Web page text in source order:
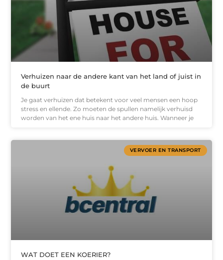
Verhuizen naar de andere kant van het land of juist in
de buurt
Je gaat verhuizen dat betekent voor veel mensen een hoop
stress en ellende. Zo moeten de spullen namelijk verhuisd
worden van het ene huis naar het andere huis. Wanneer je
VERVOER EN TRANSPORT
WAT DOET EEN KOERIER?